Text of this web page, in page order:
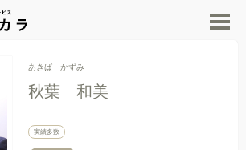
秋葉 和美
あきば かずみ
実績多数